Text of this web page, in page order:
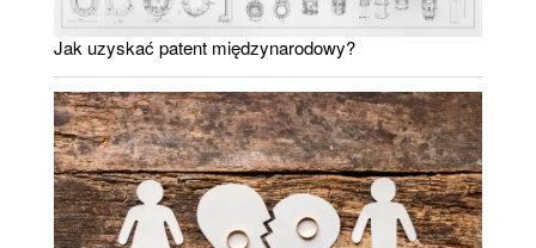
Jak uzyskać patent międzynarodowy?